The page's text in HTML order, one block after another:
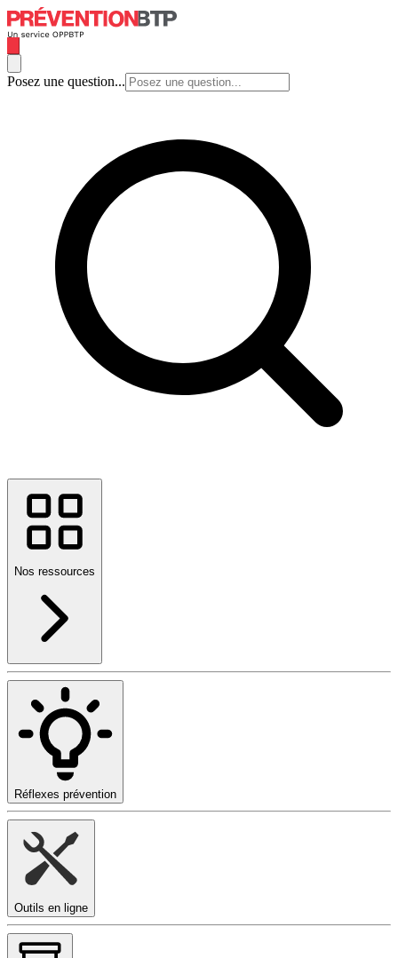
Posez une question...
Nos ressources
Réflexes prévention
Outils en ligne